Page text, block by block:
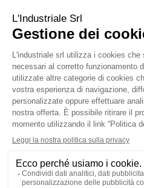
Sede Legale
Via Carlo Dolci, 32
20148 Milano (MI)
Italy
Registro Imprese
Iscrizione R.I.: 12212870153
REA: MI-1539011
Capitale sociale: Euro 10.400,00 i.v.
Contatti
info@industriale.it
PEC:industriale@pec.industriale.it
02 8969 3116